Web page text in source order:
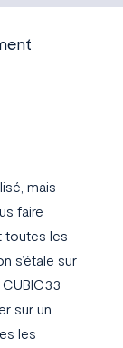
mais
faire
toutes les
s’étale sur
sur un
les